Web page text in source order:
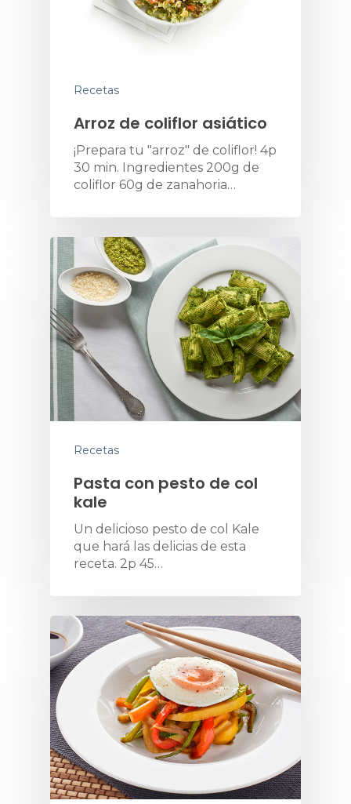
Recetas
Arroz de coliflor asiático
¡Prepara tu "arroz" de coliflor! 4p
30 min. Ingredientes 200g de
coliflor 60g de zanahoria…
Recetas
Pasta con pesto de col
kale
Un delicioso pesto de col Kale
que hará las delicias de esta
receta. 2p 45…